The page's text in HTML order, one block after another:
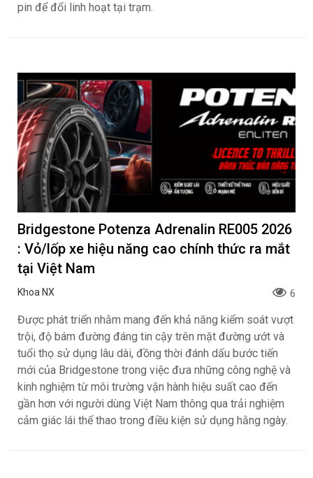
pin để đổi linh hoạt tại trạm.
Bridgestone Potenza Adrenalin RE005 2026
: Vỏ/lốp xe hiệu năng cao chính thức ra mắt
tại Việt Nam
Khoa NX 6
Được phát triển nhằm mang đến khả năng kiểm soát vượt
trội, độ bám đường đáng tin cậy trên mặt đường ướt và
tuổi thọ sử dụng lâu dài, đồng thời đánh dấu bước tiến
mới của Bridgestone trong việc đưa những công nghệ và
kinh nghiệm từ môi trường vận hành hiệu suất cao đến
gần hơn với người dùng Việt Nam thông qua trải nghiệm
cảm giác lái thể thao trong điều kiện sử dụng hằng ngày.